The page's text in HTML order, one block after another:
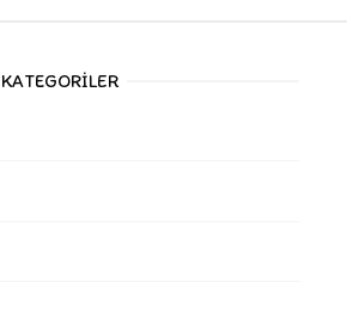
KATEGORILER